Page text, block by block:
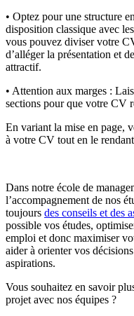
• Optez pour une structure
disposition classique avec
vous pouvez diviser votre
d’alléger la présentation et
attractif.
• Attention aux marges :
sections pour que votre CV
En variant la mise en page,
à votre CV tout en le
Dans notre école de
l’accompagnement de nos
toujours des conseils et des
possible vos études,
emploi et donc maximiser
aider à orienter vos
aspirations.
Vous souhaitez en savoir
projet avec nos équipes ?